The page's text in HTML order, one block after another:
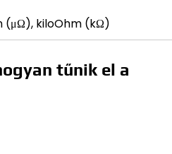
(μΩ), kiloOhm (kΩ)
tűnik el a